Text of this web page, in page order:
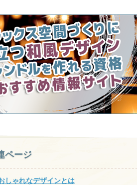
ページ
しゃれなデザインとは